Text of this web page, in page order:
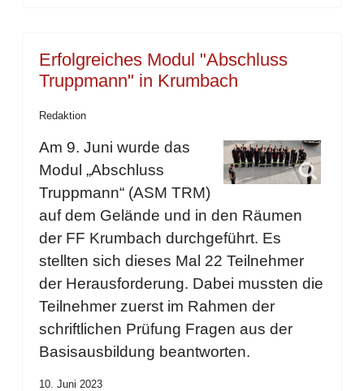
Erfolgreiches Modul "Abschluss
Truppmann" in Krumbach
Redaktion
Am 9. Juni wurde das
Modul „Abschluss
Truppmann“ (ASM TRM)
auf dem Gelände und in den Räumen
der FF Krumbach durchgeführt. Es
stellten sich dieses Mal 22 Teilnehmer
der Herausforderung. Dabei mussten die
Teilnehmer zuerst im Rahmen der
schriftlichen Prüfung Fragen aus der
Basisausbildung beantworten.
10. Juni 2023